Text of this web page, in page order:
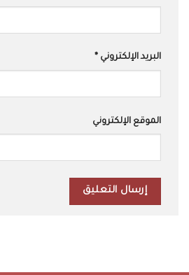
البريد الإلكتروني *
الموقع الإلكتروني